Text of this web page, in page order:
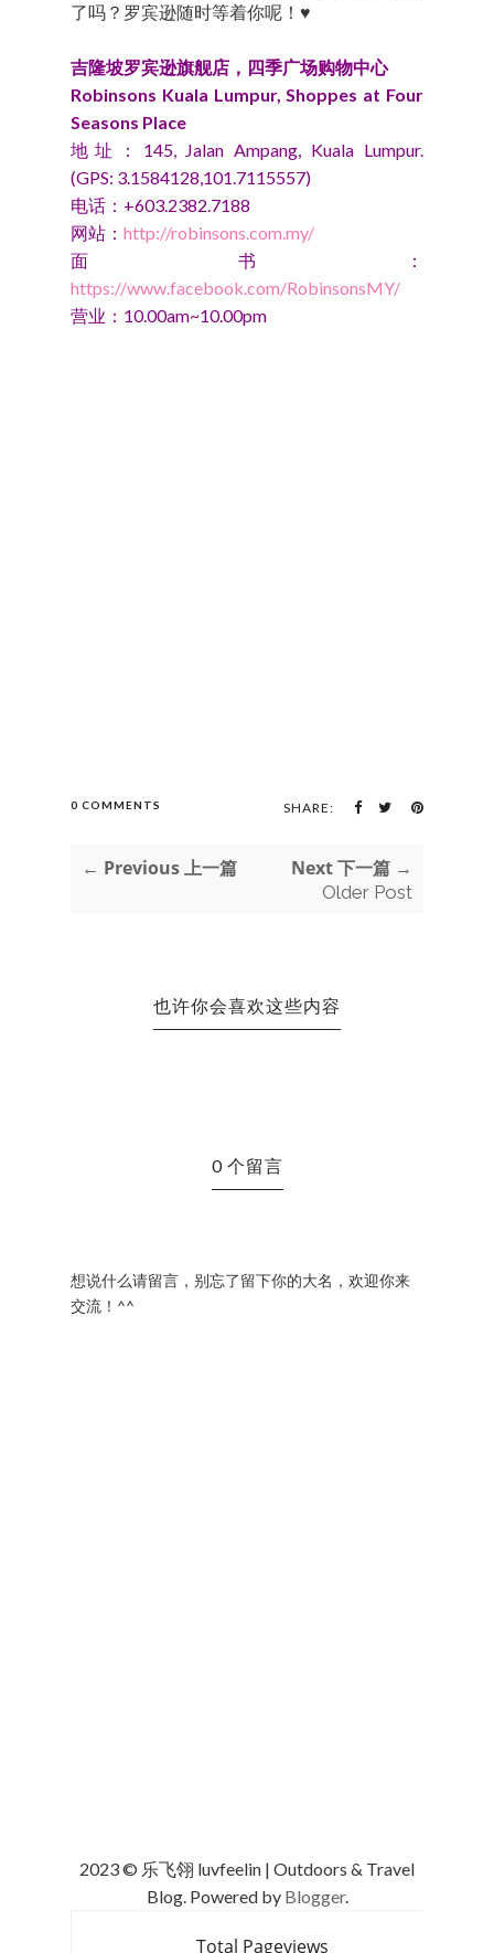
了吗？罗宾逊随时等着你呢！♥
吉隆坡罗宾逊旗舰店，四季广场购物中心
Robinsons Kuala Lumpur, Shoppes at Four
Seasons Place
地址：145, Jalan Ampang, Kuala Lumpur.
(GPS: 3.1584128,101.7115557)
电话：+603.2382.7188
网站： http://robinsons.com.my/
面书：
https://www.facebook.com/RobinsonsMY/
营业：10.00am~10.00pm
0 COMMENTS SHARE:
← Previous 上一篇 Next 下一篇 →
Older Post
也许你会喜欢这些内容
0 个留言
想说什么请留言，别忘了留下你的大名，欢迎你来
交流！^^
2023 © 乐飞翎 luvfeelin | Outdoors & Travel
Blog. Powered by Blogger.
Total Pageviews